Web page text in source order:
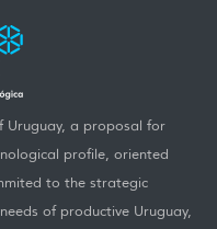
Uruguay, a proposal for
profile, oriented
to the strategic
of productive Uruguay,